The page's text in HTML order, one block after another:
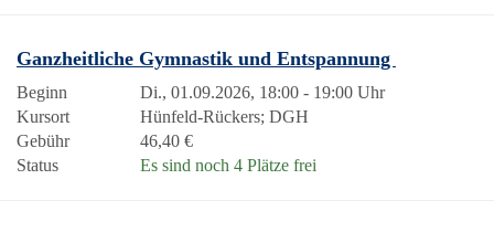
Ganzheitliche Gymnastik und Entspannung
Beginn
Di., 01.09.2026, 18:00 - 19:00 Uhr
Kursort
Hünfeld-Rückers; DGH
Gebühr
46,40 €
Status
Es sind noch 4 Plätze frei